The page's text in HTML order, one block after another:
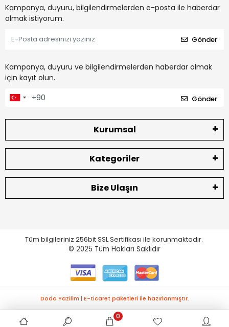
Kampanya, duyuru, bilgilendirmelerden e-posta ile haberdar
olmak istiyorum.
Gönder
Kampanya, duyuru ve bilgilendirmelerden haberdar olmak
için kayıt olun.
Gönder
Kurumsal
Kategoriler
Bize Ulaşın
Tüm bilgileriniz 256bit SSL Sertifikası ile korunmaktadır.
© 2025 Tüm Hakları Saklıdır
0
Dodo Yazilim | E-ticaret paketleri ile hazırlanmıştır.